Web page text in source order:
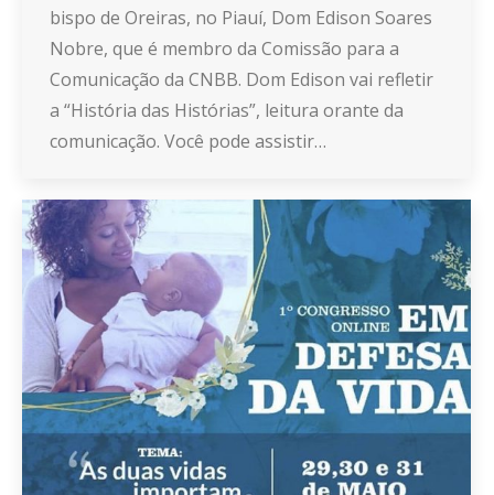
bispo de Oreiras, no Piauí, Dom Edison Soares
Nobre, que é membro da Comissão para a
Comunicação da CNBB. Dom Edison vai refletir
a “História das Histórias”, leitura orante da
comunicação. Você pode assistir…